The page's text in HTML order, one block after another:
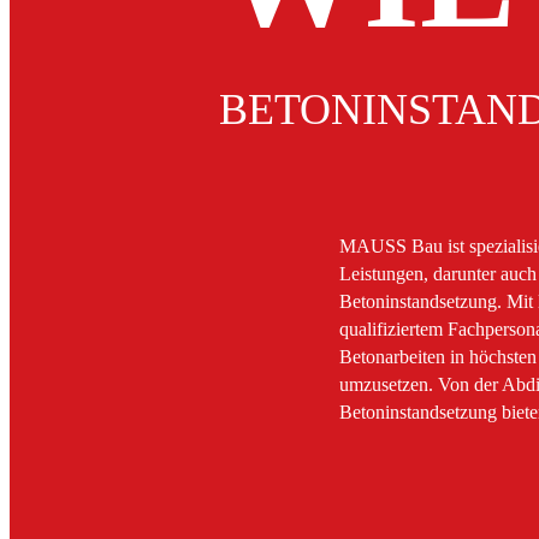
MAUSS Bau ist
Leistungen, darunter
Betoninstandsetzung.
qualifiziertem
Betonarbeiten in
umzusetzen. Von der
Betoninstandsetzung